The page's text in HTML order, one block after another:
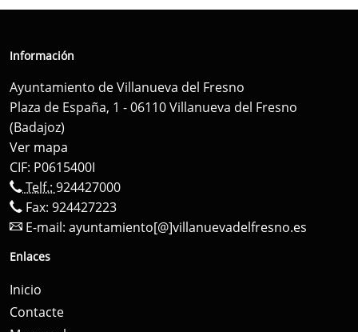
Información
Ayuntamiento de Villanueva del Fresno
Plaza de España, 1 - 06110 Villanueva del Fresno
(Badajoz)
Ver mapa
CIF: P0615400I
Telf.: 924427000
Fax: 924427223
E-mail: ayuntamiento[@]villanuevadelfresno.es
Enlaces
Inicio
Contacte